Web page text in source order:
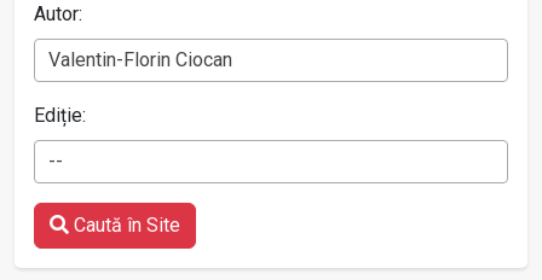
Autor:
Valentin-Florin Ciocan
Ediție:
--
Caută în Site